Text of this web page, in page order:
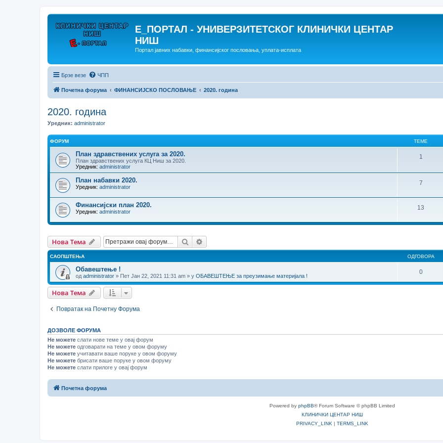
E_ПОРТАЛ - УНИВЕРЗИТЕТСКОГ КЛИНИЧКИ ЦЕНТАР
НИШ
Портал јавних набавки, финансијског пословања, уплата-исплата
Брзе везе ЧПП
Почетна форума ФИНАНСИЈСКО ПОСЛОВАЊЕ 2020. година
2020. година
Уредник: administrator
ФОРУМ ТЕМЕ
План здравствених услуга за 2020.
План здравствених услуга КЦ Ниш за 2020.
Уредник: administrator
1
План набавки 2020.
Уредник: administrator
7
Финансијски план 2020.
Уредник: administrator
13
Нова Тема Претрага
САОПШТЕЊА ОДГОВОРА
Обавештење !
од administrator » Пет Јан 22, 2021 11:31 am » у ОБАВЕШТЕЊЕ за преузимање материјала !
0
Нова Тема
Повратак на Почетну Форума
ДОЗВОЛЕ ФОРУМА
Не можете слати нове теме у овај форум
Не можете одговарати на теме у овом форуму
Не можете учитавати ваше поруке у овом форуму
Не можете брисати ваше поруке у овом форуму
Не можете слати прилоге у овај форум
Почетна форума
Powered by phpBB® Forum Software © phpBB Limited
КЛИНИЧКИ ЦЕНТАР НИШ
PRIVACY_LINK | TERMS_LINK